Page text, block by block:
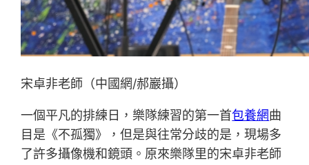
宋卓非老師（中國網/郝巖攝）
一個平凡的排練日，樂隊練習的第一首包養網曲
目是《不孤獨》，但是與往常分歧的是，現場多
了許多攝像機和鏡頭。原來樂隊里的宋卓非老師